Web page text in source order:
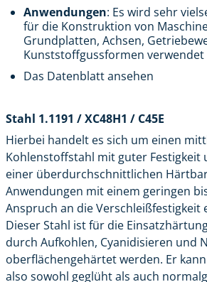
Anwendungen: Es wird sehr
für die Konstruktion von
Grundplatten, Achsen,
Kunststoffgussformen verwendet
Das Datenblatt ansehen
Stahl 1.1191 / XC48H1 / C45E
Hierbei handelt es sich um einen
Kohlenstoffstahl mit guter Festigkeit
einer überdurchschnittlichen
Anwendungen mit einem geringen
Anspruch an die Verschleißfestigkeit
Dieser Stahl ist für die
durch Aufkohlen, Cyanidisieren und
oberflächengehärtet werden. Er
also sowohl geglüht als auch